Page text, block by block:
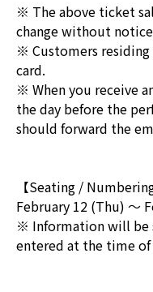
※ The above ticket
change without
※ Customers residing
card.
※ When you receive
the day before the
should forward the
【Seating /
February 12 (Thu) ～
※ Information will be
entered at the time of